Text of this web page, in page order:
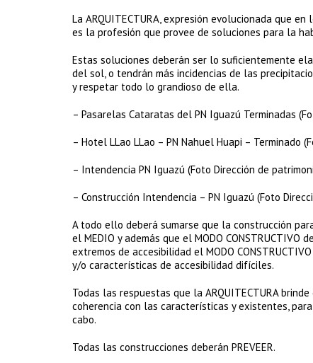
La ARQUITECTURA, expresión evolucionada que
es la profesión que provee de soluciones para la
Estas soluciones deberán ser lo suficientemente
del sol, o tendrán más incidencias de las
y respetar todo lo grandioso de ella.
– Pasarelas Cataratas del PN Iguazú Terminadas
– Hotel LLao LLao – PN Nahuel Huapi – Terminado
– Intendencia PN Iguazú (Foto Dirección de
– Construcción Intendencia – PN Iguazú (Foto
A todo ello deberá sumarse que la construcción
el MEDIO y además que el MODO CONSTRUCTIVO
extremos de accesibilidad el MODO
y/o características de accesibilidad difíciles.
Todas las respuestas que la ARQUITECTURA
coherencia con las características y existentes,
cabo.
Todas las construcciones deberán PREVEER.